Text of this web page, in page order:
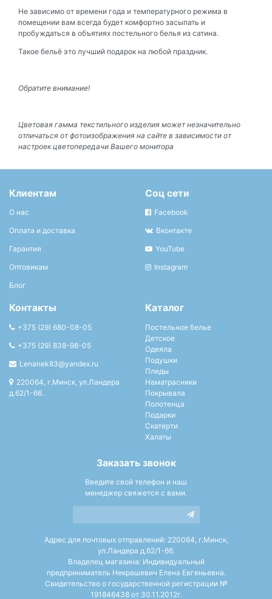
Не зависимо от времени года и температурного режима в
помещении вам всегда будет комфортно засыпать и
пробуждаться в объятиях постельного белья из сатина.
Такое бельё это лучший подарок на любой праздник.
Обратите внимание!
Цветовая гамма текстильного изделия может незначительно
отличаться от фотоизображения на сайте в зависимости от
настроек цветопередачи Вашего монитора
Клиентам
О нас
Оплата и доставка
Гарантия
Оптовикам
Блог
Соц сети
Facebook
Вконтакте
YouTube
Instagram
Контакты
+375 (29) 680-08-05
+375 (29) 838-98-05
Lenanek83@yandex.ru
220064, г.Минск, ул.Ландера
д.62/1-66.
Каталог
Постельное белье
Детское
Одеяла
Подушки
Пледы
Наматрасники
Покрывала
Полотенца
Подарки
Скатерти
Халаты
Заказать звонок
Введите свой телефон и наш
менеджер свяжется с вами.
Адрес для почтовых отправлений: 220064, г.Минск,
ул.Ландера д.62/1-66.
Владелец магазина: Индивидуальный
предприниматель Некрашевич Елена Евгеньевна.
Свидетельство о государственной регистрации №
191846438 от 30.11.2012г.